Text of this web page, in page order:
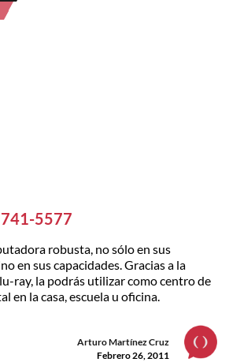
5577
robusta, no sólo en sus
en sus capacidades. Gracias a la
ray, la podrás utilizar como centro de
en la casa, escuela u oficina.
Arturo Martínez Cruz
Febrero 26, 2011